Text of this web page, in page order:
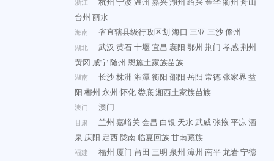
浙江
台州 丽水
海南 省直辖县级行政区划 海口 三亚 三沙儋州
湖北 武汉 黄石十堰 宜昌 襄阳 鄂州 荆门 孝感荆州
黄冈 咸宁随州 恩施土家族苗族
湖南 长沙株洲 湘潭衡阳 邵阳 岳阳 常德张家界 益
阳 郴州 永州 怀化娄底湘西土家族苗族
澳门 澳门
甘肃 兰州 嘉峪关 金昌 白银 天水武威张掖平凉酒
泉 庆阳 定西陇南临夏回族甘南藏族
福建 福州 厦门 莆田 三明 泉州 漳州 南平龙岩宁德